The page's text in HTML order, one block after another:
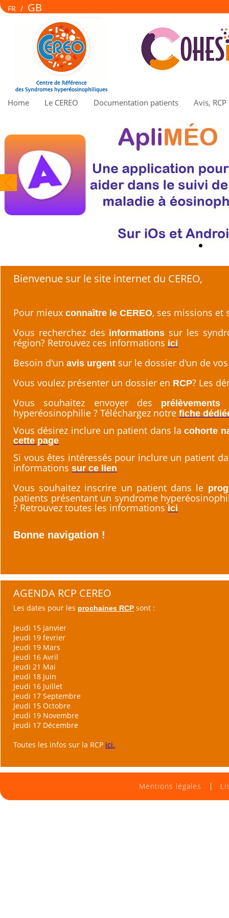
FR / GB
Home Le CEREO Documentation patients Avis, RCP
Bienvenue sur le site internet du CEREO,
Pour mieux connaître le CEREO, ses missions
Vous recherchez des informations sur les
région? Retrouvez ces informations ici
Besoin d'un avis urgent sur le dossier d'un de
Vous voulez présenter un dossier en RCP? Les
Vous souhaitez envoyer des
prélèvements
hyperéosinophilie ? Téléchargez notre fiche
Vous désirez inclure un patient dans lacohorte
cette page
Si vous êtes intéressés pour inclure un patient
informations sur ce lien
Vous souhaitez inscrire un patient dans le
patients présentant un syndrome
? Retrouvez toutes les informationsici
Bonne navigation !
AGENDA RCP CEREO
Les dates pour les prochaines RCP sont :
Jeudi 15 janvier
Jeudi 19 fevrier
Jeudi 19 Mars
Jeudi 16 Avril
Jeudi 21 Mai
Jeudi 18 Juin
Jeudi 16 Juillet
Jeudi 17 Septembre
Jeudi 15 Octobre
Jeudi 19 Novembre
Jeudi 17 Décembre
Toutes les infos sur la RCP ici.
Mentions légales